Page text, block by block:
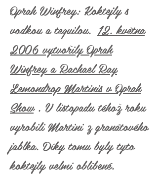
Oprah Winfrey: Koktejly s
vodkou a tequilou. 12. května
2006 vytvořily Oprah
Winfrey a Rachael Ray
Lemondrop Martinis v Oprah
Show. V listopadu téhož roku
vyrobili Martini z granátového
jablka. Díky tomu byly tyto
koktejly velmi oblíbené.